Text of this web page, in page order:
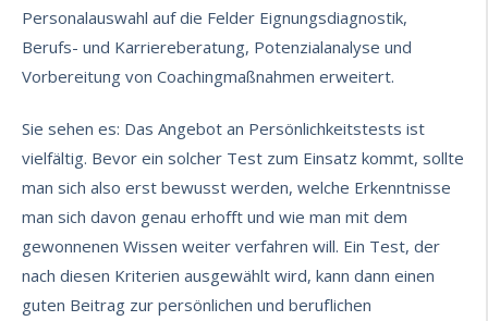
Personalauswahl auf die Felder Eignungsdiagnostik,
Berufs- und Karriereberatung, Potenzialanalyse und
Vorbereitung von Coachingmaßnahmen erweitert.
Sie sehen es: Das Angebot an Persönlichkeitstests ist
vielfältig. Bevor ein solcher Test zum Einsatz kommt, sollte
man sich also erst bewusst werden, welche Erkenntnisse
man sich davon genau erhofft und wie man mit dem
gewonnenen Wissen weiter verfahren will. Ein Test, der
nach diesen Kriterien ausgewählt wird, kann dann einen
guten Beitrag zur persönlichen und beruflichen